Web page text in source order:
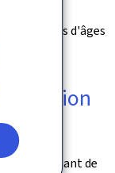
Les
extrêmes d'âges
passant de